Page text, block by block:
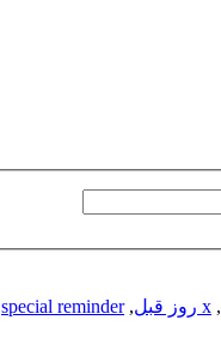
, x روز قبل ,
special reminder